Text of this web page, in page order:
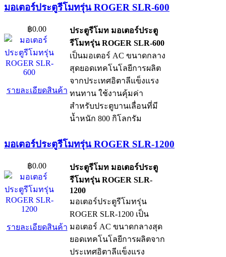
มอเตอร์ประตูรีโมทรุ่น ROGER SLR-600
฿0.00
รายละเอียดสินค้า
ประตูรีโมท มอเตอร์ประตู
รีโมทรุ่น ROGER SLR-600
เป็นมอเตอร์ AC ขนาดกลาง
สุดยอดเทคโนโลยีการผลิต
จากประเทศอิตาลีแข็งแรง
ทนทาน ใช้งานคุ้มค่า
สำหรับประตูบานเลื่อนที่มี
น้ำหนัก 800 กิโลกรัม
มอเตอร์ประตูรีโมทรุ่น ROGER SLR-1200
฿0.00
รายละเอียดสินค้า
ประตูรีโมท มอเตอร์ประตู
รีโมทรุ่น ROGER SLR-
1200
มอเตอร์ประตูรีโมทรุ่น
ROGER SLR-1200 เป็น
มอเตอร์ AC ขนาดกลางสุด
ยอดเทคโนโลยีการผลิตจาก
ประเทศอิตาลีแข็งแรง